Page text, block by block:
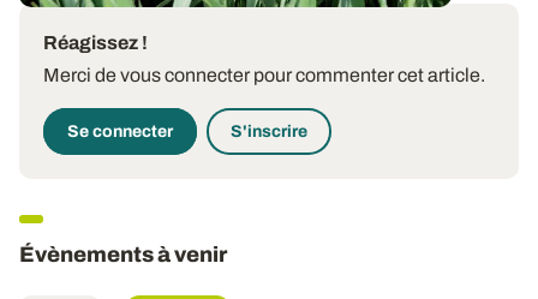
Réagissez !
Merci de vous connecter pour commenter cet article.
Se connecter S'inscrire
Évènements à venir